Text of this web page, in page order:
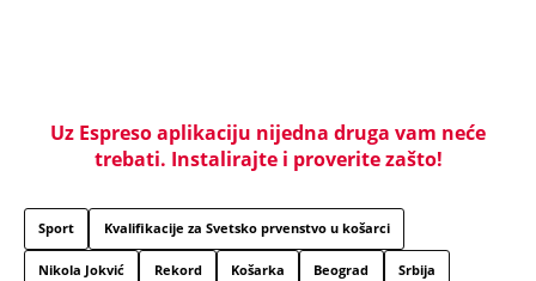
Uz Espreso aplikaciju nijedna druga vam neće
trebati. Instalirajte i proverite zašto!
Sport Kvalifikacije za Svetsko prvenstvo u košarci
Nikola Jokvić Rekord Košarka Beograd Srbija